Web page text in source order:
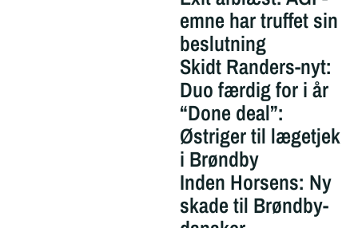
emne har truffet sin
beslutning
Skidt Randers-nyt:
Duo færdig for i år
“Done deal”:
Østriger til lægetjek
i Brøndby
Inden Horsens: Ny
skade til Brøndby-